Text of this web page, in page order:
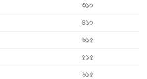
৩১০
৪১০
৬১৫
৫১৫
৬১৫